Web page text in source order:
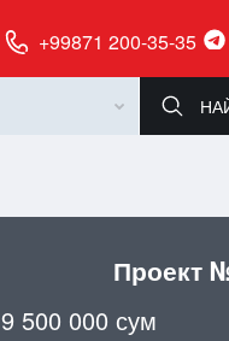
+99871 200-35-35
Проект
9 500 000 сум